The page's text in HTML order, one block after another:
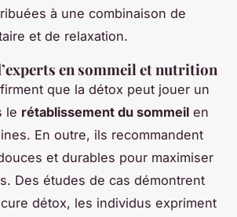
à une combinaison de
et de relaxation.
en sommeil et nutrition
que la détox peut jouer un
le rétablissement du sommeil en
En outre, ils recommandent
et durables pour maximiser
Des études de cas démontrent
détox, les individus expriment